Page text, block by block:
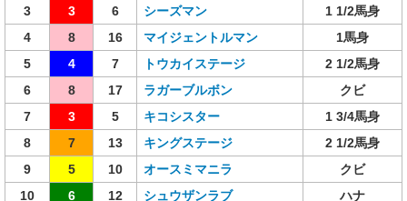
3
3 6 シーズマン
1 1/2馬身
4
8 16 マイジェントルマン
1馬身
5
4 7 トウカイステージ
2 1/2馬身
6
8 17 ラガーブルボン
クビ
7
3 5 キコシスター
1 3/4馬身
8
7 13 キングステージ
2 1/2馬身
9
5 10 オースミマニラ
クビ
10
6 12 シュウザンラブ
ハナ